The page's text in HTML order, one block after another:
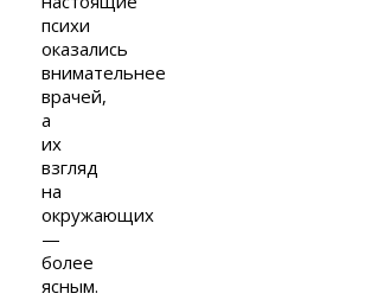
психи
оказались
внимательнее
врачей,
а
их
взгляд
на
окружающих
—
более
ясным.